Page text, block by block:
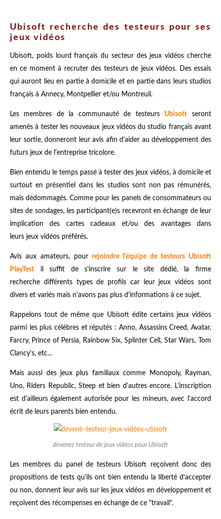
Ubisoft recherche des testeurs pour ses
jeux vidéos
Ubisoft, poids lourd français du secteur des jeux vidéos cherche
en ce moment à recruter des testeurs de jeux vidéos. Des essais
qui auront lieu en partie à domicile et en partie dans leurs studios
français à Annecy, Montpellier et/ou Montreuil.
Les membres de la communauté de testeurs Ubisoft seront
amenés à tester les nouveaux jeux vidéos du studio français avant
leur sortie, donneront leur avis afin d'aider au développement des
futurs jeux de l'entreprise tricolore.
Bien entendu le temps passé à tester des jeux vidéos, à domicile et
surtout en présentiel dans les studios sont non pas rémunérés,
mais dédommagés. Comme pour les panels de consommateurs ou
sites de sondages, les participant(e)s recevront en échange de leur
implication des cartes cadeaux et/ou des avantages dans
leurs jeux vidéos préférés.
Avis aux amateurs, pourrejoindre l'équipe de testeurs Ubisoft
PlayTest il suffit de s'inscrire sur le site dédié, la firme
recherche différents types de profils car leur jeux vidéos sont
divers et variés mais n'avons pas plus d'informations à ce sujet.
Rappelons tout de même que Ubisoft édite certains jeux vidéos
parmi les plus célèbres et réputés : Anno, Assassins Creed, Avatar,
Farcry, Prince of Persia, Rainbow Six, Splinter Cell, Star Wars, Tom
Clancy's, etc...
Mais aussi des jeux plus familiaux comme Monopoly, Rayman,
Uno, Riders Republic, Steep et bien d'autres encore. L'inscription
est d'ailleurs également autorisée pour les mineurs, avec l'accord
écrit de leurs parents bien entendu.
devenez testeur de jeux vidéos pour Ubisoft
Les membres du panel de testeurs Ubisoft reçoivent donc des
propositions de tests qu'ils ont bien entendu la liberté d'accepter
ou non, donnent leur avis sur les jeux vidéos en développement et
reçoivent des récompenses en échange de ce "travail".